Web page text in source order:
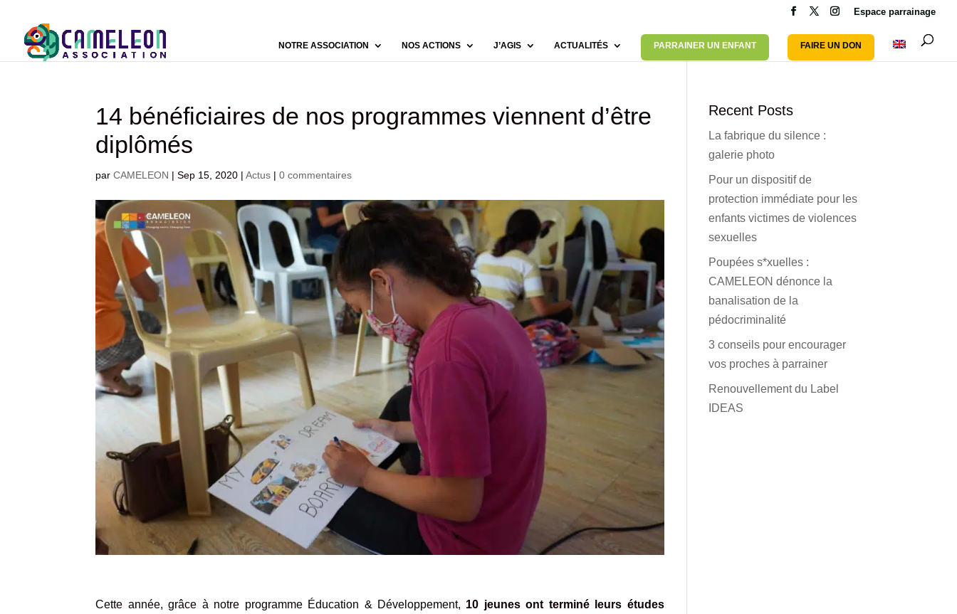
Espace parrainage
NOTRE ASSOCIATION NOS ACTIONS J’AGIS ACTUALITÉS PARRAINER UN ENFANT FAIRE UN DON
14 bénéficiaires de nos programmes viennent d’être
diplômés
parCAMELEON |Sep 15, 2020 |Actus |0 commentaires
Cette année, grâce à notre programme Éducation & Développement, 10 jeunes ont terminé leurs études
Recent Posts
La fabrique du silence :
galerie photo
Pour un dispositif de
protection immédiate pour les
enfants victimes de violences
sexuelles
Poupées s*xuelles :
CAMELEON dénonce la
banalisation de la
pédocriminalité
3 conseils pour encourager
vos proches à parrainer
Renouvellement du Label
IDEAS